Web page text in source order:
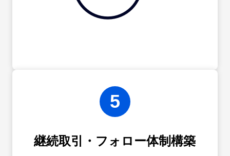
5
継続取引・フォロー体制構築